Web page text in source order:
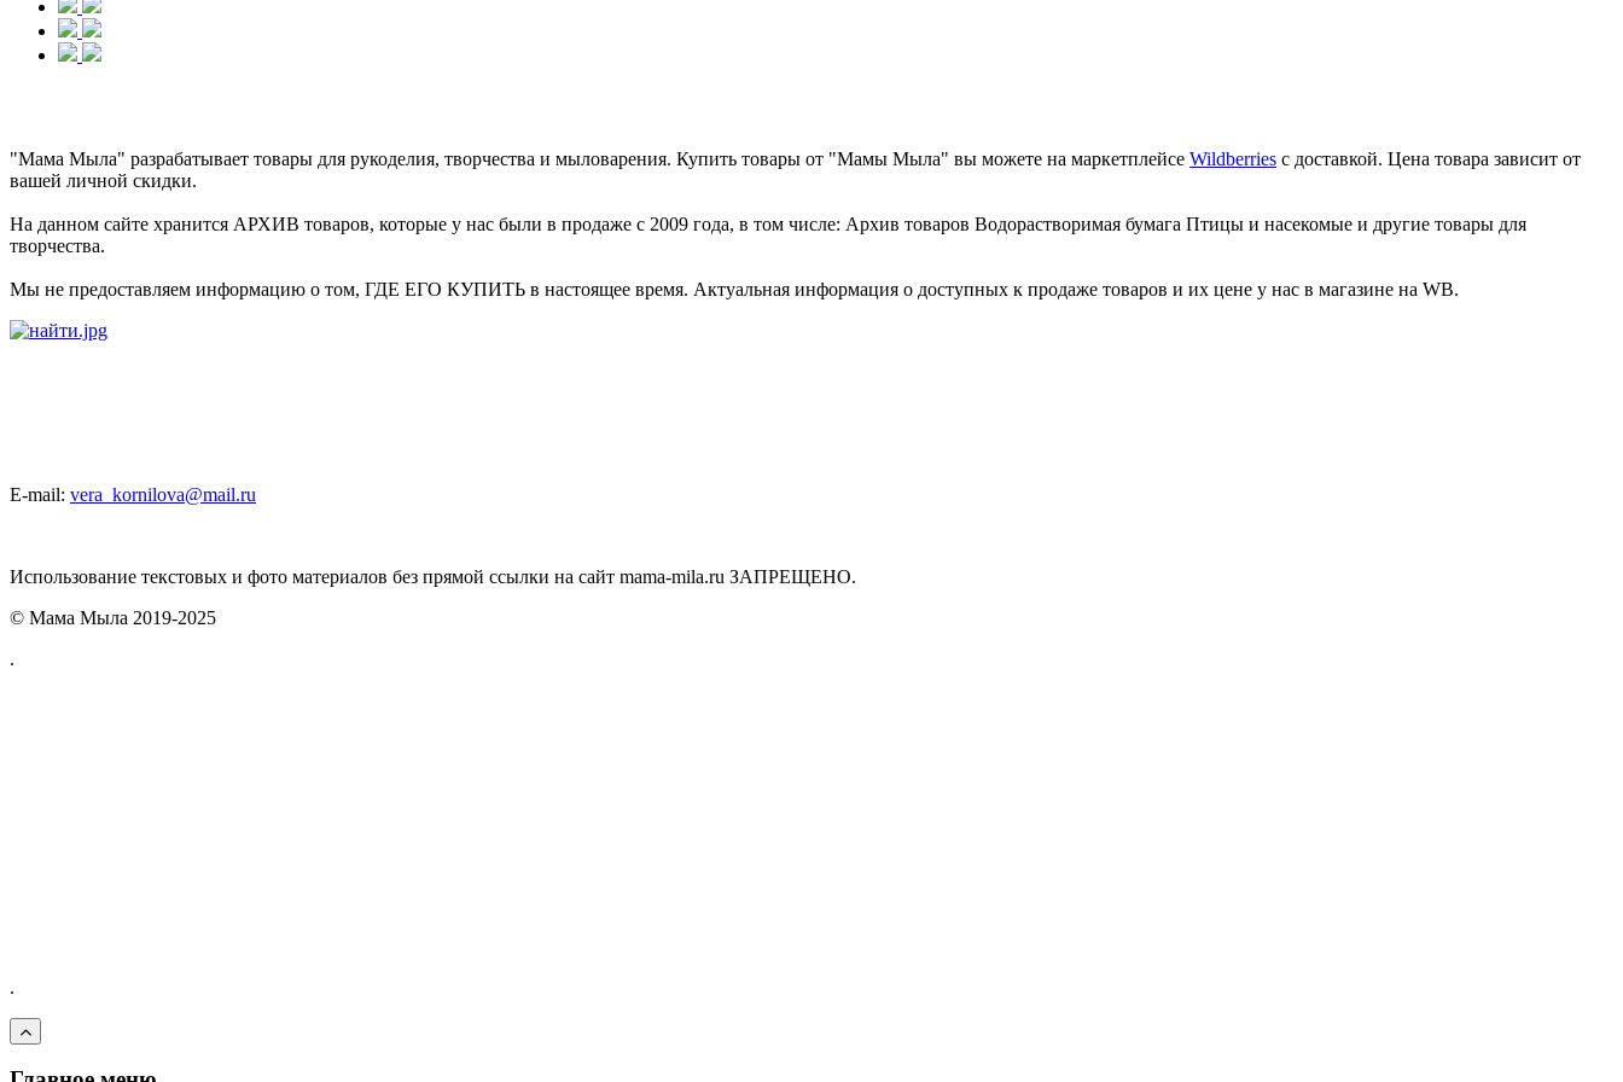
"Мама Мыла" разрабатывает товары для рукоделия, творчества и мыловарения. Купить товары от "Мамы Мыла" вы можете на маркетплейсе Wildberries с доставкой. Цена товара зависит от
вашей личной скидки.
На данном сайте хранится АРХИВ товаров, которые у нас были в продаже с 2009 года, в том числе: Архив товаров Водорастворимая бумага Птицы и насекомые и другие товары для
творчества.
Мы не предоставляем информацию о том, ГДЕ ЕГО КУПИТЬ в настоящее время. Актуальная информация о доступных к продаже товаров и их цене у нас в магазине на WB.
E-mail: vera_kornilova@mail.ru
Использование текстовых и фото материалов без прямой ссылки на сайт mama-mila.ru ЗАПРЕЩЕНО.
© Мама Мыла 2019-2025
.
.